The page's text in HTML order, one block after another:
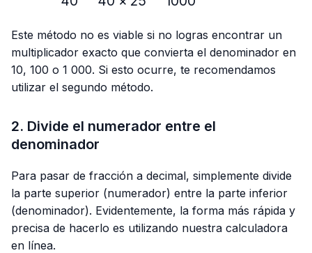
Este método no es viable si no logras encontrar un
multiplicador exacto que convierta el denominador en
10, 100 o 1 000. Si esto ocurre, te recomendamos
utilizar el segundo método.
2. Divide el numerador entre el
denominador
Para pasar de fracción a decimal, simplemente divide
la parte superior (numerador) entre la parte inferior
(denominador). Evidentemente, la forma más rápida y
precisa de hacerlo es utilizando nuestra calculadora
en línea.